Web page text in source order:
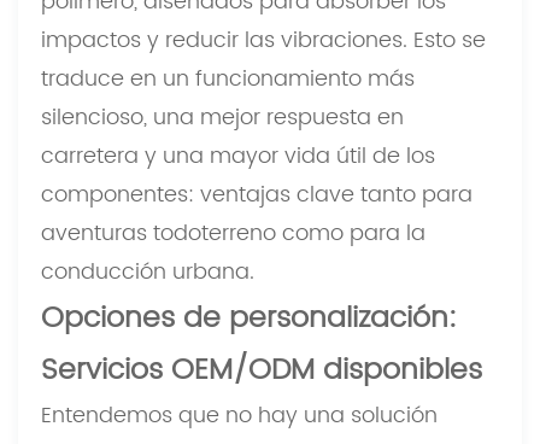
impactos y reducir las vibraciones. Esto se
traduce en un funcionamiento más
silencioso, una mejor respuesta en
carretera y una mayor vida útil de los
componentes: ventajas clave tanto para
aventuras todoterreno como para la
conducción urbana.
Opciones de personalización:
Servicios OEM/ODM disponibles
Entendemos que no hay una solución